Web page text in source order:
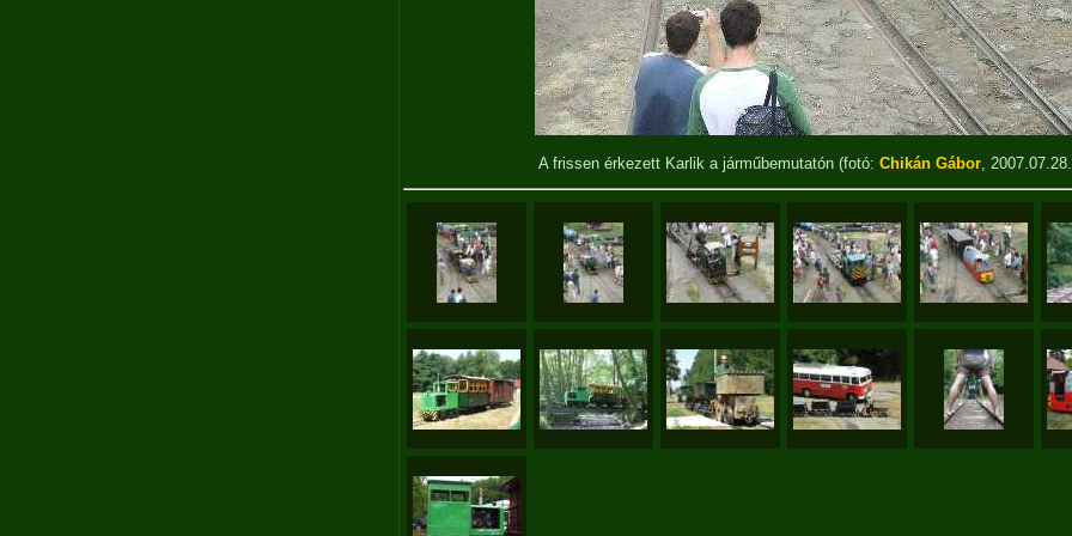
A frissen érkezett Karlik a járműbemutatón (fotó: Chikán Gábor,